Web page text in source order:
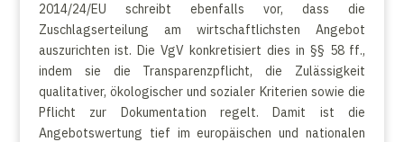
2014/24/EU schreibt ebenfalls vor, dass die
Zuschlagserteilung am wirtschaftlichsten Angebot
auszurichten ist. Die VgV konkretisiert dies in §§ 58 ff.,
indem sie die Transparenzpflicht, die Zulässigkeit
qualitativer, ökologischer und sozialer Kriterien sowie die
Pflicht zur Dokumentation regelt. Damit ist die
Angebotswertung tief im europäischen und nationalen